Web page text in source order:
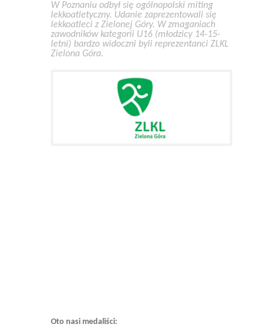
W Poznaniu odbył się ogólnopolski miting
lekkoatletyczny. Udanie zaprezentowali się
lekkoatleci z Zielonej Góry. W zmaganiach
zawodników kategorii U16 (młodzicy 14-15-
letni) bardzo widoczni byli reprezentanci ZLKL
Zielona Góra.
Oto nasi medaliści: